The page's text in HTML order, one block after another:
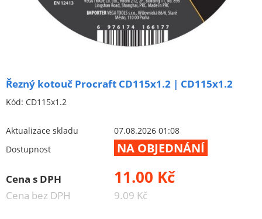
Leštění
Vrtací nástroje, vykružováky, závity
Diamantové kotouče a oživovací kameny
Pilové kotouče
Spojovací materiál - sklad Louny
Stavební chemie DenBraven
Řezný kotouč Procraft CD115x1.2 | CD115x1.2
Kód: CD115x1.2
Aktualizace skladu
07.08.2026 01:08
Dostupnost
NA OBJEDNÁNÍ
Cena s DPH 11.00 Kč
Cena bez DPH 9.09 Kč